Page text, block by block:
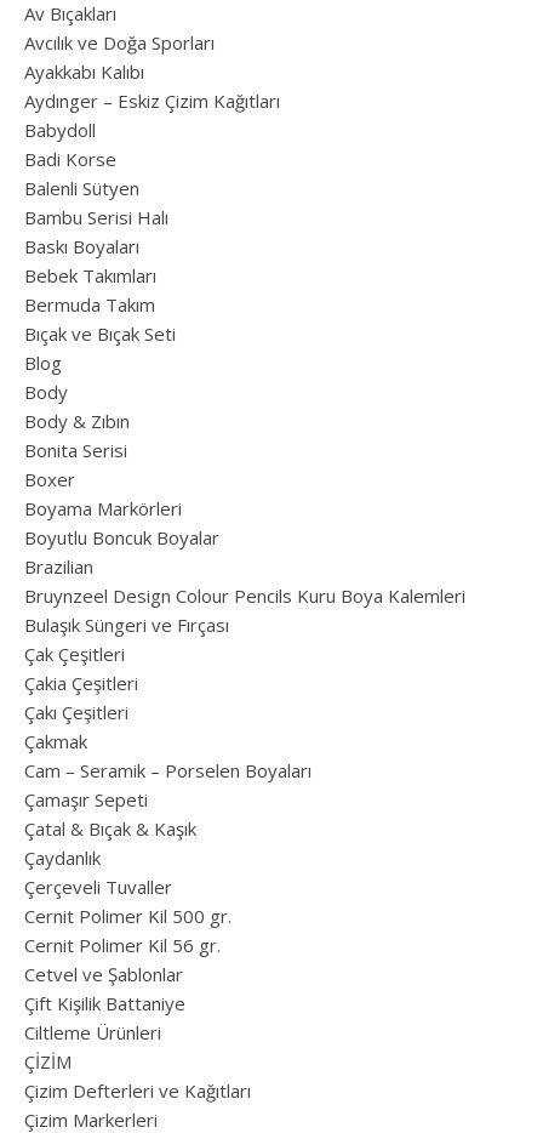
Av Bıçakları
Avcılık ve Doğa Sporları
Ayakkabı Kalıbı
Aydınger – Eskiz Çizim Kağıtları
Babydoll
Badi Korse
Balenli Sütyen
Bambu Serisi Halı
Baskı Boyaları
Bebek Takımları
Bermuda Takım
Bıçak ve Bıçak Seti
Blog
Body
Body & Zıbın
Bonita Serisi
Boxer
Boyama Markörleri
Boyutlu Boncuk Boyalar
Brazilian
Bruynzeel Design Colour Pencils Kuru Boya Kalemleri
Bulaşık Süngeri ve Fırçası
Çak Çeşitleri
Çakia Çeşitleri
Çakı Çeşitleri
Çakmak
Cam – Seramik – Porselen Boyaları
Çamaşır Sepeti
Çatal & Bıçak & Kaşık
Çaydanlık
Çerçeveli Tuvaller
Cernit Polimer Kil 500 gr.
Cernit Polimer Kil 56 gr.
Cetvel ve Şablonlar
Çift Kişilik Battaniye
Ciltleme Ürünleri
ÇİZİM
Çizim Defterleri ve Kağıtları
Çizim Markerleri